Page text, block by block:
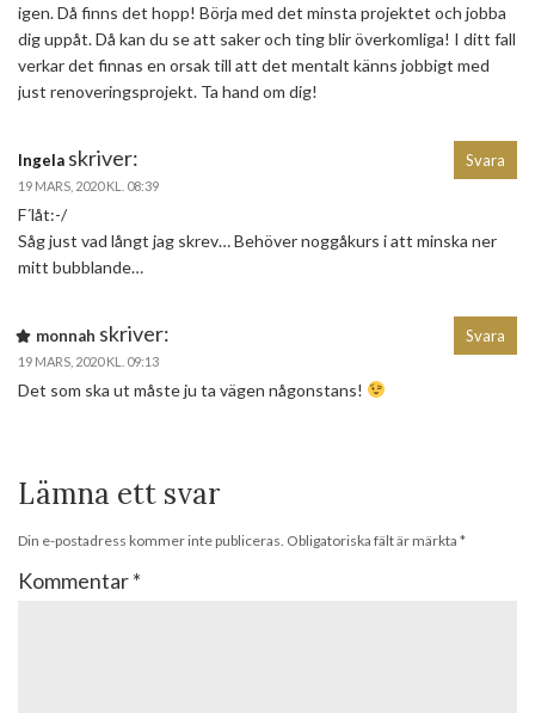
igen. Då finns det hopp! Börja med det minsta projektet och jobba
dig uppåt. Då kan du se att saker och ting blir överkomliga! I ditt fall
verkar det finnas en orsak till att det mentalt känns jobbigt med
just renoveringsprojekt. Ta hand om dig!
Ingela skriver:
19 MARS, 2020 KL. 08:39
F´låt:-/
Såg just vad långt jag skrev… Behöver noggåkurs i att minska ner
mitt bubblande…
Svara
monnah skriver:
19 MARS, 2020 KL. 09:13
Det som ska ut måste ju ta vägen någonstans!
Svara
Lämna ett svar
Din e-postadress kommer inte publiceras. Obligatoriska fält är märkta *
Kommentar*